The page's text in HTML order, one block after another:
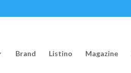
Brand Listino Magazine